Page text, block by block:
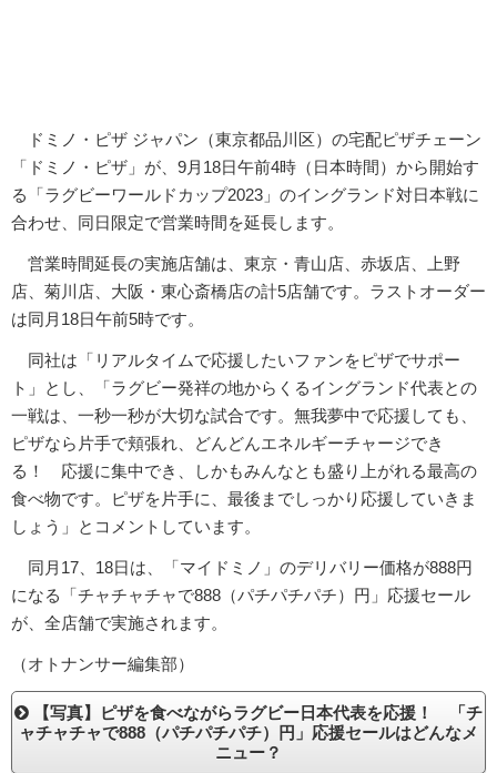
ドミノ・ピザ ジャパン（東京都品川区）の宅配ピザチェーン
「ドミノ・ピザ」が、9月18日午前4時（日本時間）から開始す
る「ラグビーワールドカップ2023」のイングランド対日本戦に
合わせ、同日限定で営業時間を延長します。
営業時間延長の実施店舗は、東京・青山店、赤坂店、上野
店、菊川店、大阪・東心斎橋店の計5店舗です。ラストオーダー
は同月18日午前5時です。
同社は「リアルタイムで応援したいファンをピザでサポー
ト」とし、「ラグビー発祥の地からくるイングランド代表との
一戦は、一秒一秒が大切な試合です。無我夢中で応援しても、
ピザなら片手で頬張れ、どんどんエネルギーチャージでき
る！ 応援に集中でき、しかもみんなとも盛り上がれる最高の
食べ物です。ピザを片手に、最後までしっかり応援していきま
しょう」とコメントしています。
同月17、18日は、「マイドミノ」のデリバリー価格が888円
になる「チャチャチャで888（パチパチパチ）円」応援セール
が、全店舗で実施されます。
（オトナンサー編集部）
【写真】ピザを食べながらラグビー日本代表を応援！ 「チ
ャチャチャで888（パチパチパチ）円」応援セールはどんなメ
ニュー？